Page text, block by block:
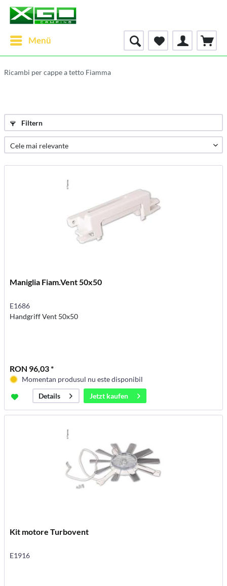
Menü
Ricambi per cappe a tetto Fiamma
Filtern
Maniglia Fiam.Vent 50x50
E1686
Handgriff Vent 50x50
RON 96,03 *
Momentan produsul nu este disponibil
Details
Jetzt kaufen
Kit motore Turbovent
E1916